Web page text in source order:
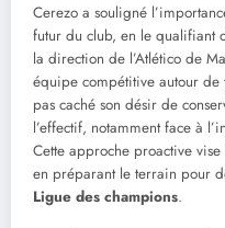
Cerezo a souligné
futur du club, en le qualifiant
la direction de l’Atlético de
équipe compétitive autour de
pas caché son désir de
l’effectif, notamment face à
Cette approche proactive
en préparant le terrain pour
Ligue des champions.